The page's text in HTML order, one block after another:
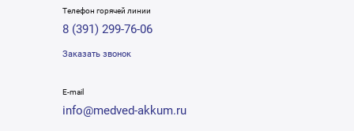
Телефон горячей линии
8 (391) 299-76-06
Заказать звонок
E-mail
info@medved-akkum.ru